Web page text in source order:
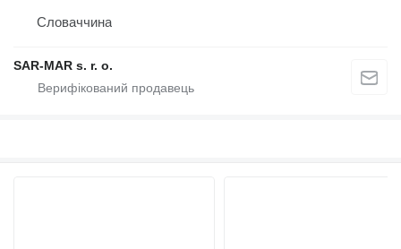
Словаччина
SAR-MAR s. r. o.